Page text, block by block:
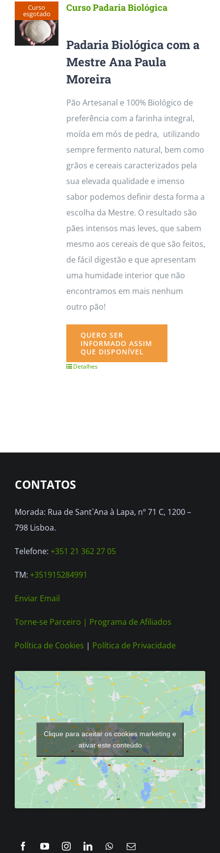
Curso
esgotado
Curso Padaria Biológica
Padaria Biológica com a
Mestre Ana Paula
Moreira
Pão Artesanal e 100% Biológico de
preferência com a farinha integral,
moída em mós de pedra, utilizando
sempre fermento natural, bem como
grãos e cereais caracterizados pela
sua elevada qualidade e imenso
sabor podemos definir desta forma a
escolha da Mestre. O resultado são
pães intensos mas leves, que sabem
mesmo aos cereais de que são feitos,
de fácil digestão e que apresentam
uma humidade interior que não
encontramos em mais nenhum
outro pão!
QUERO SER
INFORMADO ASSIM
QUE DISPONÍVEL
Detalhes
CONTATOS
Morada: Rua de Sant`Ana à Lapa, nº 71 C, 1200 –
798 Lisboa.
Telefone: +351 21 362 27 05
TM: +351915284991
Enviar Email
Torne-se Parceiro | Programa de Afiliados
Política de Cookies | Política de Privacidade
Clique para aceitar os cookies marketing e
ativar este conteúdo